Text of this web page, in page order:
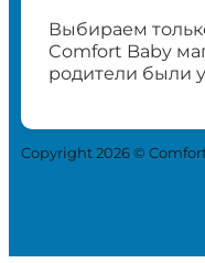
Выбираем
Comfort Baby
родители были
Copyright 2026 ©